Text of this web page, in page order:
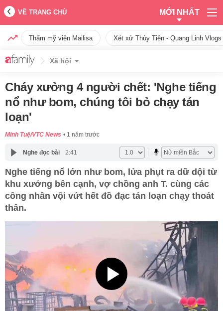
VỀ TRANG CHỦ MỚI NHẤT
Thẩm mỹ viện Mailisa Xét xử Thùy Tiên - Quang Linh
Xã hội
Cháy xưởng 4 người chết: 'Nghe tiếng
nổ như bom, chúng tôi bỏ chạy tán
loạn'
Minh Tuệ/VTC News 1 năm trước
Nghe đọc bài 2:41
Nghe tiếng nổ lớn như bom, lửa phụt ra dữ dội từ
khu xưởng bên cạnh, vợ chồng anh T. cùng các
công nhân vội vứt hết đồ đạc tán loạn chạy thoát
thân.